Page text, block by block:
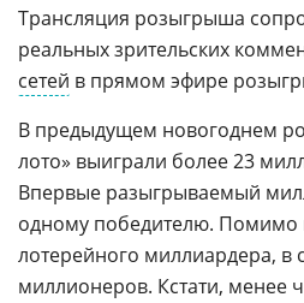
Трансляция розыгрыша
реальных зрительских
сетей в прямом эфире
В предыдущем новогоднем
лото» выиграли более 23
Впервые разыгрываемый
одному победителю. Помимо
лотерейного миллиардера, в
миллионеров. Кстати, менее